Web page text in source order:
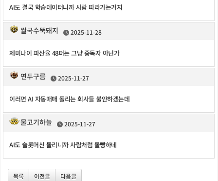
AI도 결국 학습데이터니까 사람 따라가는거지
쌀국수뚝돼지 2025-11-28
제미나이 파산율 48퍼는 그냥 중독자 아닌가
연두구름 2025-11-27
이러면 AI 자동매매 돌리는 회사들 불안하겠는데
물고기하늘 2025-11-27
AI도 슬롯머신 돌리니까 사람처럼 몰빵하네
목록 이전글 다음글